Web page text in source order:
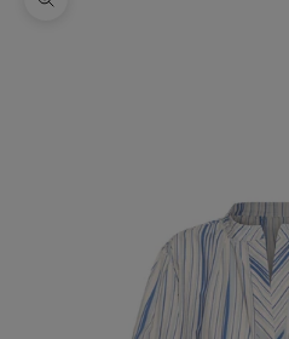
Zoom picture